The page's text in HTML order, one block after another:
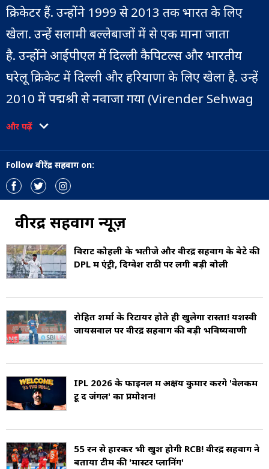
क्रिकेटर हैं. उन्होंने 1999 से 2013 तक भारत के लिए
खेला. उन्हें सलामी बल्लेबाजों में से एक माना जाता
है. उन्होंने आईपीएल में दिल्ली कैपिटल्स और भारतीय
घरेलू क्रिकेट में दिल्ली और हरियाणा के लिए खेला है. उन्हें
2010 में पद्मश्री से नवाजा गया (Virender Sehwag
Award).
1999 में खेला और 2001 में भारतीय टेस्ट टीम में शामिल
हुए. अप्रैल 2009 में, सहवाग अपने प्रदर्शन के लिए विश्व
में विजडन लीडिंग क्रिकेटर के रूप में सम्मानित होने वाले
पहले भारतीय बने. उन्हें भारत के मुख्य कप्तान की
अनुपस्थिति के दौरान कभी-कभी स्टैंड-इन कप्तान भी
बनाया गया. वह भारतीय टीम के लिए उप-कप्तान भी
पूर्व कप्तान हैं. सहवाग उस टीम के सदस्य थे जो 2002
आईसीसी चैंपियंस ट्रॉफी के संयुक्त विजेताओं, 2007
टी20 विश्व कप के विजेताओं और 2011 क्रिकेट विश्व
कप के विजेताओं में से एक थी. 2002 आईसीसी चैंपियंस
ट्रॉफी के दौरान, सहवाग 271 रन के साथ सबसे अधिक रन
बनाने वाले खिलाड़ी बने (Virender Sehwag
Cricket Career).
और पढ़ें
Follow वीरेंद्र सहवाग on:
वीरेंद्र सहवाग न्यूज़
विराट कोहली के भतीजे और वीरेंद्र सहवाग के बेटे की
DPL में एंट्री, दिग्वेश राठी पर लगी बड़ी बोली
रोहित शर्मा के रिटायर होते ही खुलेगा रास्ता! यशस्वी
जायसवाल पर वीरेंद्र सहवाग की बड़ी भविष्यवाणी
IPL 2026 के फाइनल में अक्षय कुमार करेंगे 'वेलकम
टू द जंगल' का प्रमोशन!
55 रन से हारकर भी खुश होगी RCB! वीरेंद्र सहवाग ने
बताया टीम की 'मास्टर प्लानिंग'